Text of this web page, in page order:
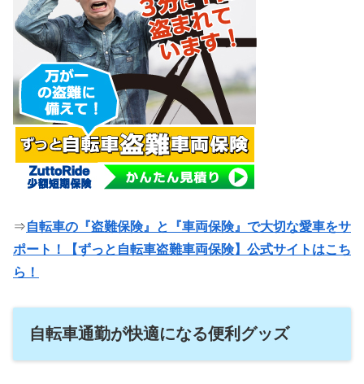
⇒自転車の『盗難保険』と『車両保険』で大切な愛車をサ
ポート！【ずっと自転車盗難車両保険】公式サイトはこち
ら！
自転車通勤が快適になる便利グッズ